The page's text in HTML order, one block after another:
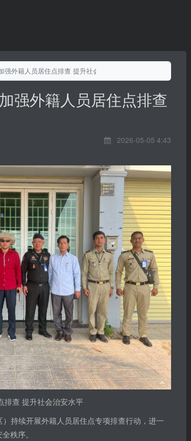
强外籍人员居住点排查 提升社会治安水平
强外籍人员居住点排查
2026-05-05 4:43
排查 提升社会治安水平
持续开展外籍人员居住点专项排查行动，进一
秩序。